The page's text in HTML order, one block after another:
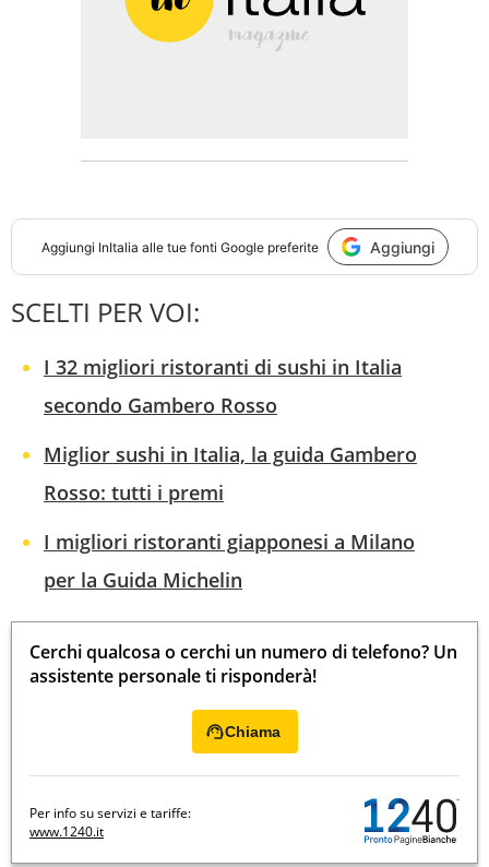
Aggiungi InItalia alle tue fonti Google preferite Aggiungi
SCELTI PER VOI:
I 32 migliori ristoranti di sushi in Italia
secondo Gambero Rosso
Miglior sushi in Italia, la guida Gambero
Rosso: tutti i premi
I migliori ristoranti giapponesi a Milano
per la Guida Michelin
Cerchi qualcosa o cerchi un numero di telefono? Un
assistente personale ti risponderà!
Chiama
Per info su servizi e tariffe:
www.1240.it